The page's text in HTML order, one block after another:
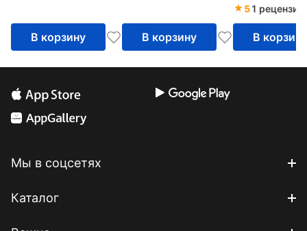
В корзину В корзину
51 рецензия
В корзину
Мы в соцсетях
Каталог